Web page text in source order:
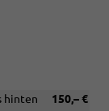
150,– €
hinten